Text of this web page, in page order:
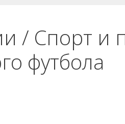
/ Спорт и
футбола